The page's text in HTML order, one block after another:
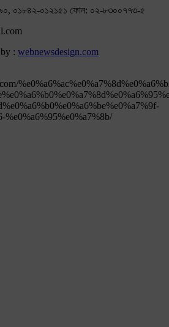
০১৮৪২-০১২১৫১ ফোন: ০২-৮৩০০৭৭৩-৫
: webnewsdesign.com
%e0%a6%95%e0%a7%8b/